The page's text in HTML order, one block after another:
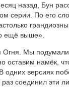
назад, Бун
серии. По его
ещё выше».
Мы
намёк,
одних версиях
соединил эти